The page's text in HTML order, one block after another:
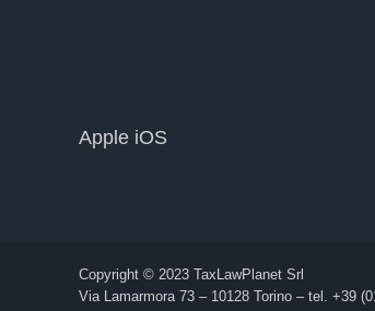
Apple iOS
Copyright © 2023 TaxLawPlanet Srl
Via Lamarmora 73 – 10128 Torino – tel. +39